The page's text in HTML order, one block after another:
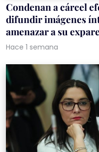
Condenan a cárcel
difundir imágenes
amenazar a su
Hace 1 semana